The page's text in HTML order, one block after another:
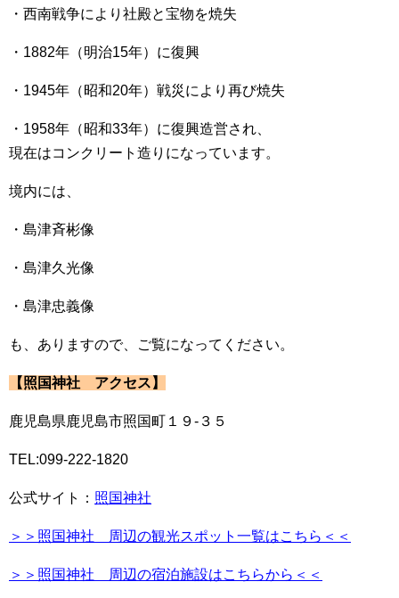
・西南戦争により社殿と宝物を焼失
・1882年（明治15年）に復興
・1945年（昭和20年）戦災により再び焼失
・1958年（昭和33年）に復興造営され、
現在はコンクリート造りになっています。
境内には、
・島津斉彬像
・島津久光像
・島津忠義像
も、ありますので、ご覧になってください。
【照国神社 アクセス】
鹿児島県鹿児島市照国町１９-３５
TEL:099-222-1820
公式サイト： 照国神社
＞＞照国神社 周辺の観光スポット一覧はこちら＜＜
＞＞照国神社 周辺の宿泊施設はこちらから＜＜